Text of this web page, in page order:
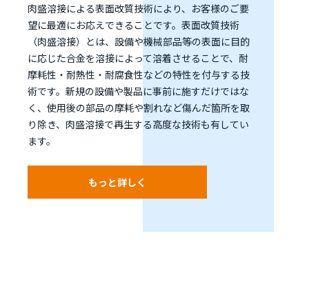
肉盛溶接による表面改質技術により、お客様のご要
望に最適にお応えできることです。表面改質技術
（肉盛溶接）とは、設備や機械部品等の表面に目的
に応じた合金を溶接によって溶着させることで、耐
摩耗性・耐熱性・耐腐食性などの特性を付与する技
術です。新規の設備や製品に事前に施すだけではな
く、使用後の部品の摩耗や割れなど傷んだ箇所を取
り除き、肉盛溶接で再生する高度な技術も有してい
ます。
もっと詳しく